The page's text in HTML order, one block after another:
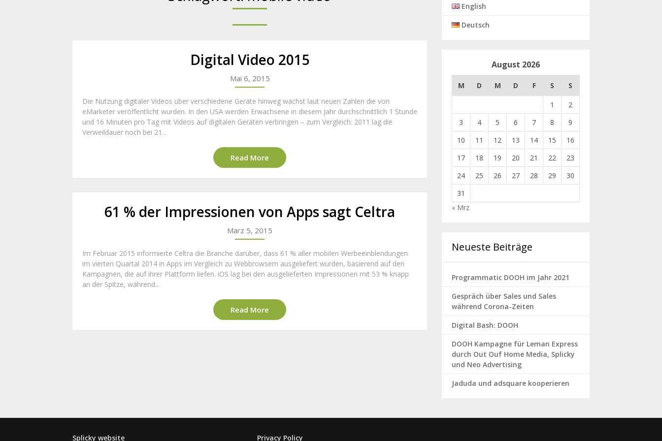
Digital Video 2015
Mai 6, 2015
Die Nutzung digitaler Videos über verschiedene Geräte hinweg wächst laut neuen Zahlen die von
eMarketer veröffentlicht wurden. In den USA werden Erwachsene in diesem Jahr durchschnittlich 1 Stunde
und 16 Minuten pro Tag mit Videos auf digitalen Geräten verbringen – zum Vergleich: 2011 lag die
Verweildauer noch bei 21...
Read More
61 % der Impressionen von Apps sagt Celtra
März 5, 2015
Im Februar 2015 informierte Celtra die Branche darüber, dass 61 % aller mobilen Werbeeinblendungen
im vierten Quartal 2014 in Apps im Vergleich zu Webbrowsern ausgeliefert wurden, basierend auf den
Kampagnen, die auf ihrer Plattform liefen. iOS lag bei den ausgelieferten Impressionen mit 53 % knapp
an der Spitze, während...
Read More
English
Deutsch
August 2026
M D M D F S S
1
2
3
4 5 6 7 8
9
10
11 12 13 14 15
16
17
18 19 20 21 22
23
24
25 26 27 28 29
30
31
« Mrz
Neueste Beiträge
Programmatic DOOH im Jahr 2021
Gespräch über Sales und Sales
während Corona-Zeiten
Digital Bash: DOOH
DOOH Kampagne für Leman Express
durch Out Ouf Home Media, Splicky
und Neo Advertising
Jaduda und adsquare kooperieren
Splicky website Privacy Policy